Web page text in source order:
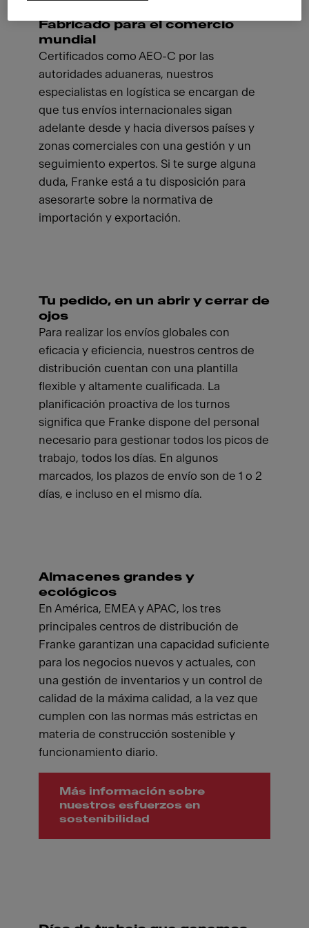
Fabricado para el comercio
mundial
Certificados como AEO-C por las
autoridades aduaneras, nuestros
especialistas en logística se encargan de
que tus envíos internacionales sigan
adelante desde y hacia diversos países y
zonas comerciales con una gestión y un
seguimiento expertos. Si te surge alguna
duda, Franke está a tu disposición para
asesorarte sobre la normativa de
importación y exportación.
Tu pedido, en un abrir y cerrar de
ojos
Para realizar los envíos globales con
eficacia y eficiencia, nuestros centros de
distribución cuentan con una plantilla
flexible y altamente cualificada. La
planificación proactiva de los turnos
significa que Franke dispone del personal
necesario para gestionar todos los picos de
trabajo, todos los días. En algunos
marcados, los plazos de envío son de 1 o 2
días, e incluso en el mismo día.
Almacenes grandes y
ecológicos
En América, EMEA y APAC, los tres
principales centros de distribución de
Franke garantizan una capacidad suficiente
para los negocios nuevos y actuales, con
una gestión de inventarios y un control de
calidad de la máxima calidad, a la vez que
cumplen con las normas más estrictas en
materia de construcción sostenible y
funcionamiento diario.
Más información sobre
nuestros esfuerzos en
sostenibilidad